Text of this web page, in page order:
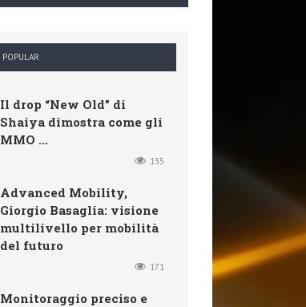
POPULAR
Il drop “New Old” di
Shaiya dimostra come gli
MMO ...
135
Advanced Mobility,
Giorgio Basaglia: visione
multilivello per mobilità
del futuro
171
Monitoraggio preciso e